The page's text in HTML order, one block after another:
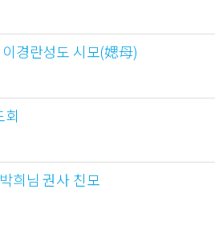
경란성도 시모(媤母)
희님 권사 친모